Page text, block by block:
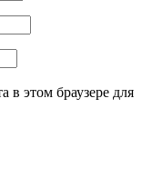
в этом браузере для